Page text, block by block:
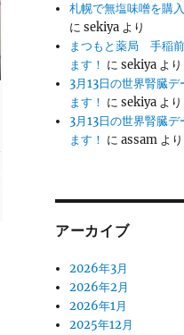
札幌で無塩味噌を購
にsekiya より
まつもと薬局 手稲
ます！ にsekiya より
3月13日の世界腎臓
ます！ にsekiya より
3月13日の世界腎臓
ます！ にassam より
アーカイブ
2026年3月
2026年2月
2026年1月
2025年12月